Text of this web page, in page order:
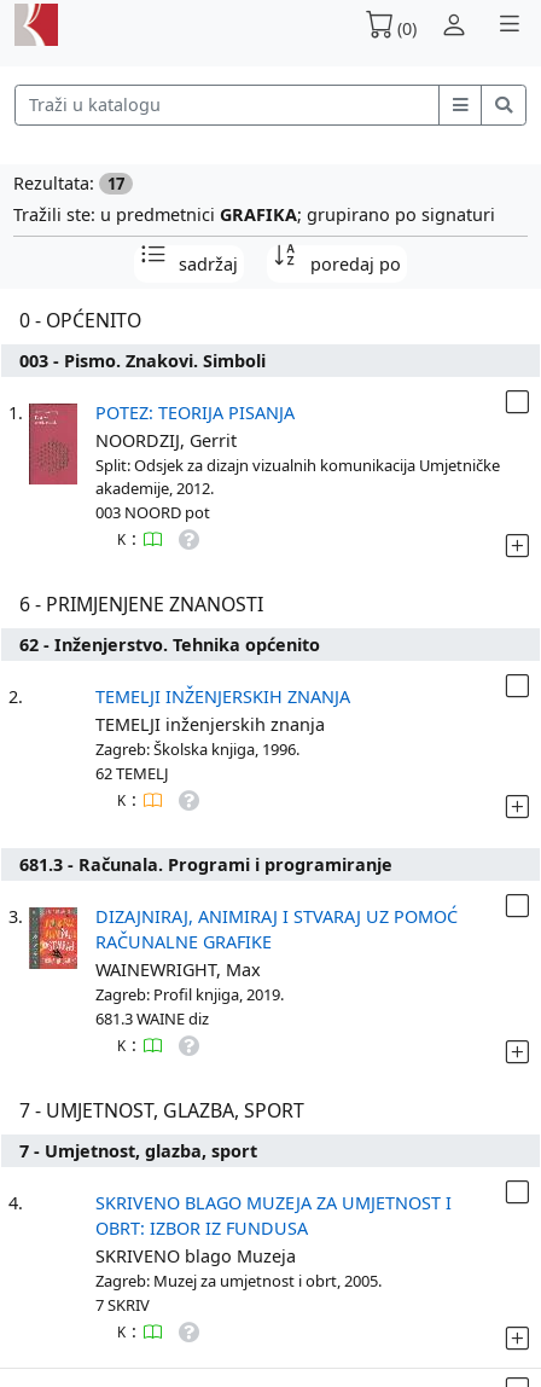
(0)
Rezultata: 17
Tražili ste: u predmetnici GRAFIKA; grupirano po signaturi
sadržaj poredaj po
0 - OPĆENITO
003 - Pismo. Znakovi. Simboli
1.
POTEZ: TEORIJA PISANJA
NOORDZIJ, Gerrit
Split: Odsjek za dizajn vizualnih komunikacija Umjetničke
akademije, 2012.
003 NOORD pot
K :
6 - PRIMJENJENE ZNANOSTI
62 - Inženjerstvo. Tehnika općenito
2.
TEMELJI INŽENJERSKIH ZNANJA
TEMELJI inženjerskih znanja
Zagreb: Školska knjiga, 1996.
62 TEMELJ
K :
681.3 - Računala. Programi i programiranje
3.
DIZAJNIRAJ, ANIMIRAJ I STVARAJ UZ POMOĆ
RAČUNALNE GRAFIKE
WAINEWRIGHT, Max
Zagreb: Profil knjiga, 2019.
681.3 WAINE diz
K :
7 - UMJETNOST, GLAZBA, SPORT
7 - Umjetnost, glazba, sport
4.
SKRIVENO BLAGO MUZEJA ZA UMJETNOST I
OBRT: IZBOR IZ FUNDUSA
SKRIVENO blago Muzeja
Zagreb: Muzej za umjetnost i obrt, 2005.
7 SKRIV
K :